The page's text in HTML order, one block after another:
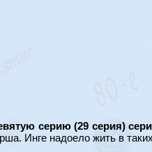
серию (29 серия)
Инге надоело жить в